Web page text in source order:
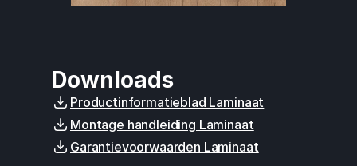
Downloads
Productinformatieblad Laminaat
Montage handleiding Laminaat
Garantievoorwaarden Laminaat